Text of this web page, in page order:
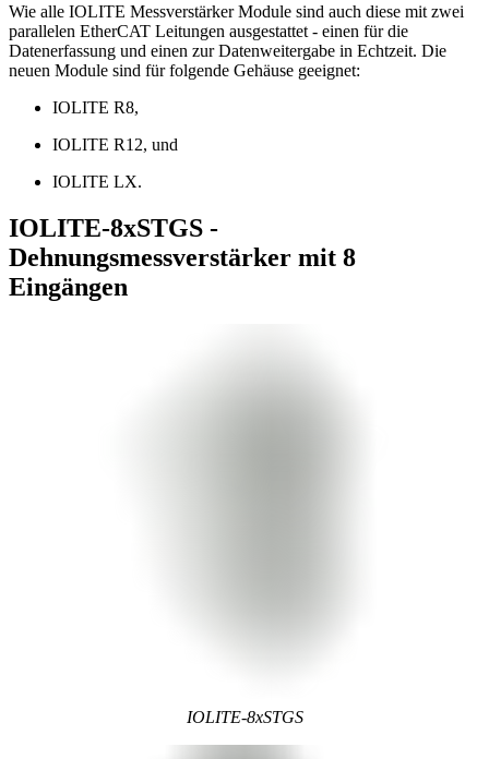
Wie alle IOLITE Messverstärker Module sind auch diese mit zwei
parallelen EtherCAT Leitungen ausgestattet - einen für die
Datenerfassung und einen zur Datenweitergabe in Echtzeit. Die
neuen Module sind für folgende Gehäuse geeignet:
IOLITE R8,
IOLITE R12, und
IOLITE LX.
IOLITE-8xSTGS -
Dehnungsmessverstärker mit 8
Eingängen
IOLITE-8xSTGS